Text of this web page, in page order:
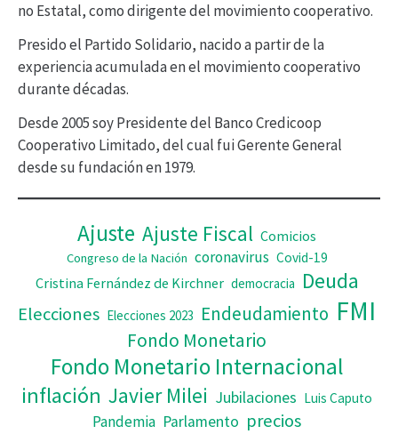
d
e
v
d
e
o
no Estatal, como dirigente del movimiento cooperativo.
Presido el Partido Solidario, nacido a partir de la
experiencia acumulada en el movimiento cooperativo
durante décadas.
Desde 2005 soy Presidente del Banco Credicoop
Cooperativo Limitado, del cual fui Gerente General
desde su fundación en 1979.
Ajuste Ajuste Fiscal Comicios
Congreso de la Nación coronavirus Covid-19
Cristina Fernández de Kirchner democracia Deuda
Elecciones Elecciones 2023 Endeudamiento FMI
Fondo Monetario
Fondo Monetario Internacional
inflación Javier Milei Jubilaciones Luis Caputo
Pandemia Parlamento precios